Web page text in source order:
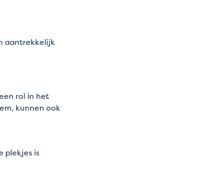
aantrekkelijk
rol in het
kunnen ook
plekjes is